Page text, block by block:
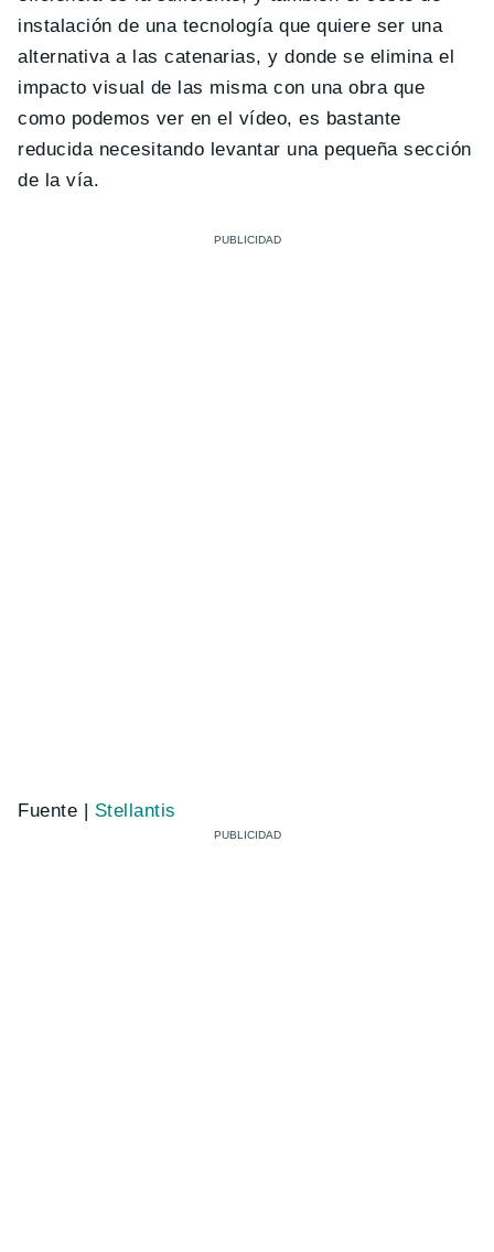
instalación de una tecnología que quiere ser una
alternativa a las catenarias, y donde se elimina el
impacto visual de las misma con una obra que
como podemos ver en el vídeo, es bastante
reducida necesitando levantar una pequeña sección
de la vía.
Fuente | Stellantis